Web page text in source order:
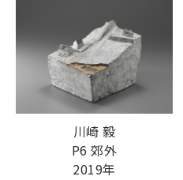
川崎 毅
P6 郊外
2019年